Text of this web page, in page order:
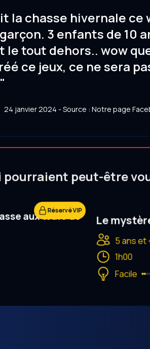
la chasse hivernale ce
3 enfants de 10
le tout dehors.. wow
ce jeux, ce ne sera
24 janvier 2024 - Source : Notre page
pourraient peut-être
Réservé VIP
aux œufs de Le
5 ans et
1h00
Facile